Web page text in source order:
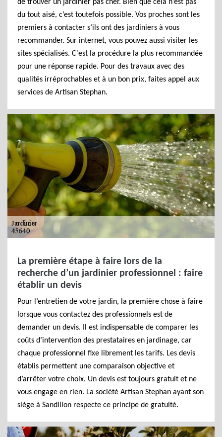
de trouver un jardinier pas cher. Bien que cela n’est pas
du tout aisé, c’est toutefois possible. Vos proches sont les
premiers à contacter s’ils ont des jardiniers à vous
recommander. Sur internet, vous pouvez aussi visiter les
sites spécialisés. C’est la procédure la plus recommandée
pour une réponse rapide. Pour des travaux avec des
qualités irréprochables et à un bon prix, faites appel aux
services de Artisan Stephan.
La première étape à faire lors de la
recherche d’un jardinier professionnel : faire
établir un devis
Pour l’entretien de votre jardin, la première chose à faire
lorsque vous contactez des professionnels est de
demander un devis. Il est indispensable de comparer les
coûts d’intervention des prestataires en jardinage, car
chaque professionnel fixe librement les tarifs. Les devis
établis permettent une comparaison objective et
d’arrêter votre choix. Un devis est toujours gratuit et ne
vous engage en rien. La société Artisan Stephan ayant son
siège à Sandillon respecte ce principe de gratuité.